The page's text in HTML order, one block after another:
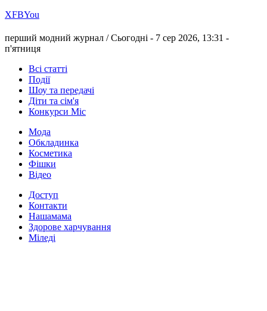
ХFBYou
перший модний журнал /Сьогодні - 7 сер 2026, 13:31 -
п'ятниця
Всі статті
Події
Шоу та передачі
Діти та сім'я
Конкурси Міс
Мода
Обкладинка
Косметика
Фішки
Відео
Доступ
Контакти
Нашамама
Здорове харчування
Міледі